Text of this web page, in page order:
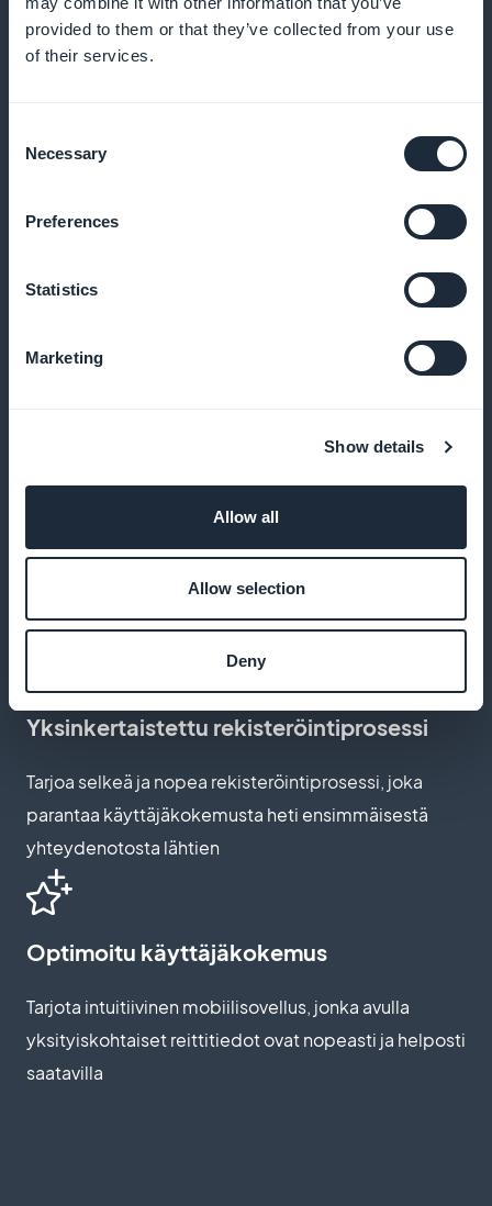
provided to them or that they’ve collected from your use
of their services.
Selection
Necessary
Preferences
Statistics
Marketing
Show details
Allow all
Allow selection
Deny
tarpeita
Hyödy 100 %:sta tilaustuloistasi ilman GoodBarberin
Muokkaa tilaussivusi vastaamaan seikkailun ja
tutkimusmatkojen teemaa, mikä vahvistaa uusien
tilaajien kiinnostusta
Yksinkertaistettu rekisteröintiprosessi
Tarjoa selkeä ja nopea rekisteröintiprosessi, joka
parantaa käyttäjäkokemusta heti ensimmäisestä
yhteydenotosta lähtien
Optimoitu käyttäjäkokemus
Tarjota intuitiivinen mobiilisovellus, jonka avulla
yksityiskohtaiset reittitiedot ovat nopeasti ja helposti
saatavilla